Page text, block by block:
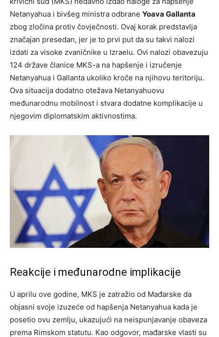
Netanyahua i bivšeg ministra odbrane Yoava Gallanta
zbog zločina protiv čovječnosti. Ovaj korak predstavlja
značajan presedan, jer je to prvi put da su takvi nalozi
izdati za visoke zvaničnike u Izraelu. Ovi nalozi obavezuju
124 države članice MKS-a na hapšenje i izručenje
Netanyahua i Gallanta ukoliko kroče na njihovu teritoriju.
Ova situacija dodatno otežava Netanyahuovu
međunarodnu mobilnost i stvara dodatne komplikacije u
njegovim diplomatskim aktivnostima.
Reakcije i međunarodne implikacije
U aprilu ove godine, MKS je zatražio od Mađarske da
objasni svoje izuzeće od hapšenja Netanyahua kada je
posetio ovu zemlju, ukazujući na neispunjavanje obaveza
prema Rimskom statutu. Kao odgovor, mađarske vlasti su